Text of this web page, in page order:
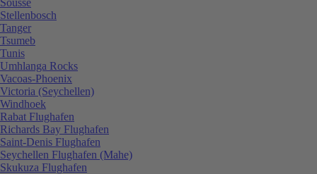
Stellenbosch
Tanger
Tsumeb
Tunis
Umhlanga Rocks
Vacoas-Phoenix
Victoria (Seychellen)
Windhoek
Rabat Flughafen
Richards Bay Flughafen
Saint-Denis Flughafen
Seychellen Flughafen (Mahe)
Skukuza Flughafen